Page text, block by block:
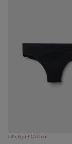
Ultralight Cotton